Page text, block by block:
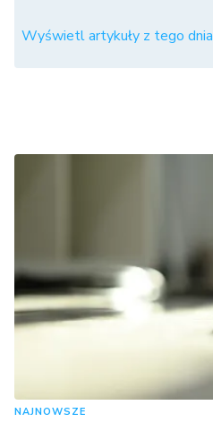
Wyświetl artykuły z tego dnia
NAJNOWSZE